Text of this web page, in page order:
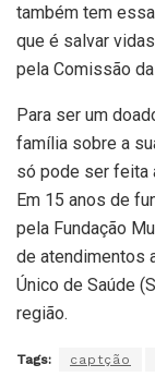
também tem
que é salvar
pela Comissão
Para ser um
família sobre a
só pode ser feita
Em 15 anos de
pela Fundação
de atendimentos
Único de Saúde
região.
Tags: captção